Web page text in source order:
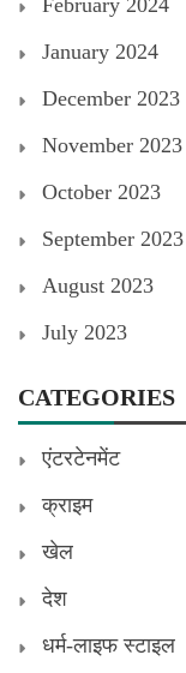
February 2024
January 2024
December 2023
November 2023
October 2023
September 2023
August 2023
July 2023
CATEGORIES
एंटरटेनमेंट
क्राइम
खेल
देश
धर्म-लाइफ स्टाइल